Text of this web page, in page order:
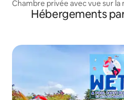
Chambre privée avec vue sur la
BV HostelHébergements